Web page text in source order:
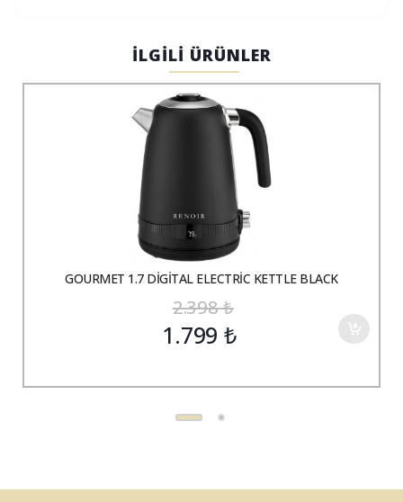
İLGİLİ ÜRÜNLER
GOURMET 1.7 DİGİTAL ELECTRİC KETTLE BLACK
2.398₺
1.799₺